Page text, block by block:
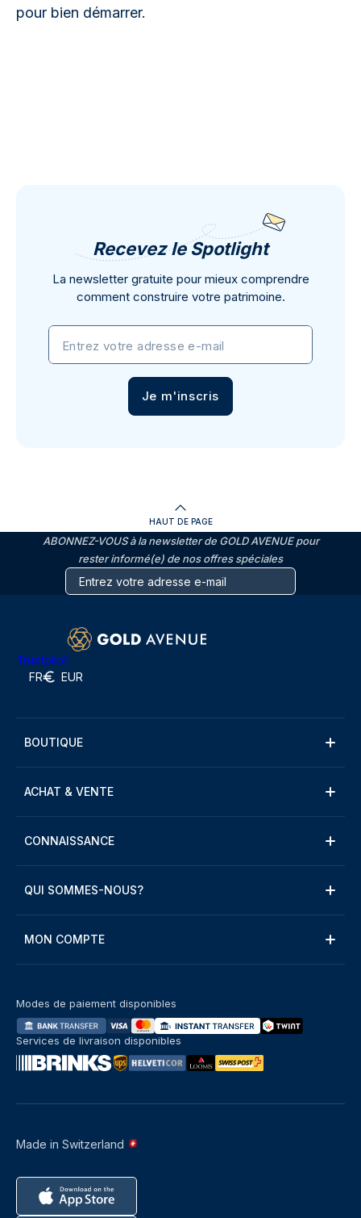
pour bien démarrer.
Recevez le Spotlight
La newsletter gratuite pour mieux comprendre
comment construire votre patrimoine.
Entrez votre adresse e-mail
Je m'inscris
HAUT DE PAGE
ABONNEZ-VOUS à la newsletter de GOLD AVENUE pour
rester informé(e) de nos offres spéciales
Trustpilot
FR EUR
BOUTIQUE
ACHAT & VENTE
CONNAISSANCE
QUI SOMMES-NOUS?
MON COMPTE
Made in Switzerland
Modes de paiement disponibles
Services de livraison disponibles